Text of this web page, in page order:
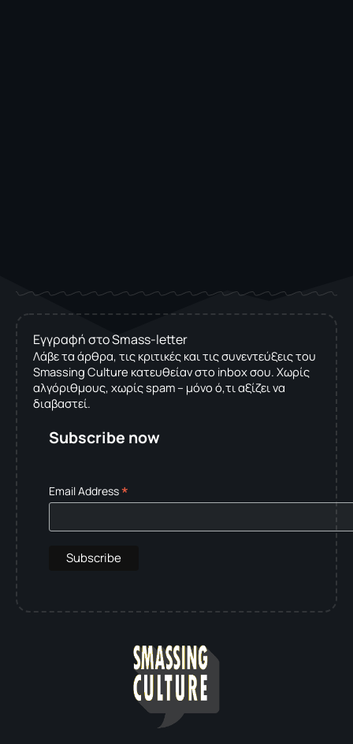
Εγγραφή στο Smass-letter
Λάβε τα άρθρα, τις κριτικές και τις συνεντεύξεις του
Smassing Culture κατευθείαν στο inbox σου. Χωρίς
αλγόριθμους, χωρίς spam – μόνο ό,τι αξίζει να
διαβαστεί.
Subscribe now
Email Address*